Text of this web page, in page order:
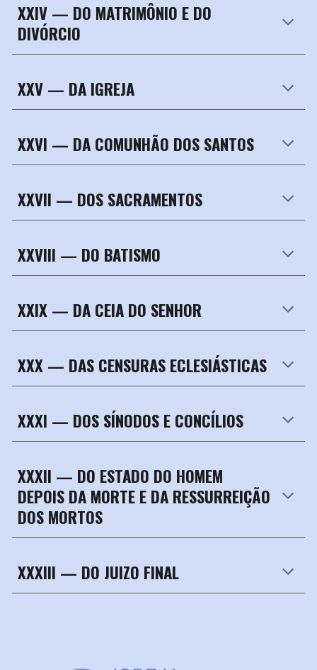
XXIV — DO MATRIMÔNIO E DO
DIVÓRCIO
XXV — DA IGREJA
XXVI — DA COMUNHÃO DOS SANTOS
XXVII — DOS SACRAMENTOS
XXVIII — DO BATISMO
XXIX — DA CEIA DO SENHOR
XXX — DAS CENSURAS ECLESIÁSTICAS
XXXI — DOS SÍNODOS E CONCÍLIOS
XXXII — DO ESTADO DO HOMEM
DEPOIS DA MORTE E DA RESSURREIÇÃO
DOS MORTOS
XXXIII — DO JUIZO FINAL